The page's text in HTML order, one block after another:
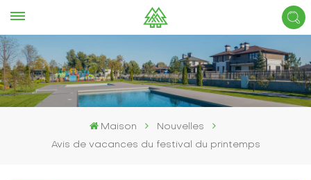
Maison
Nouvelles
Avis de vacances du festival du printemps